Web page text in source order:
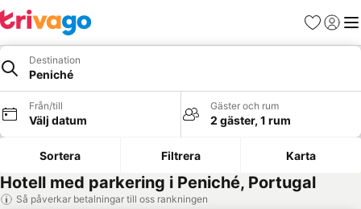
Favoriter
Logga
Destination
Peniché
Från/till
Välj datum
Gäster och rum
2 gäster, 1 rum
Sortera Filtrera Karta
Hotell med parkering i Peniché, Portugal
Så påverkar betalningar till oss rankningen